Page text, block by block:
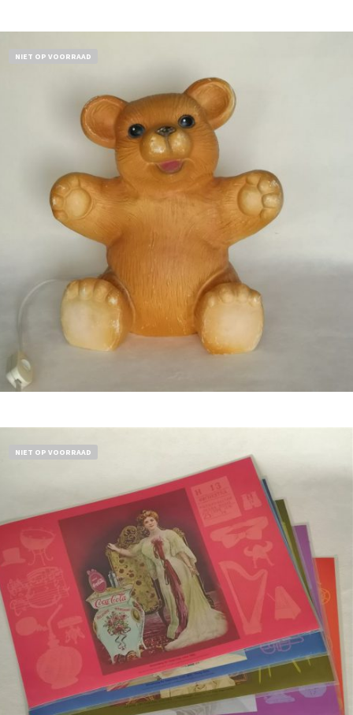
NIET OP VOORRAAD
NIET OP VOORRAAD